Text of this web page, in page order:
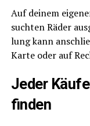
Auf dei­nem
such­ten Räder
lung kann
Kar­te oder auf
Jeder
finden